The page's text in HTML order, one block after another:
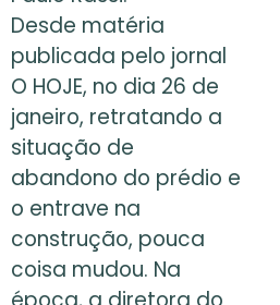
Desde matéria
publicada pelo jornal
O HOJE, no dia 26 de
janeiro, retratando a
situação de
abandono do prédio e
o entrave na
construção, pouca
coisa mudou. Na